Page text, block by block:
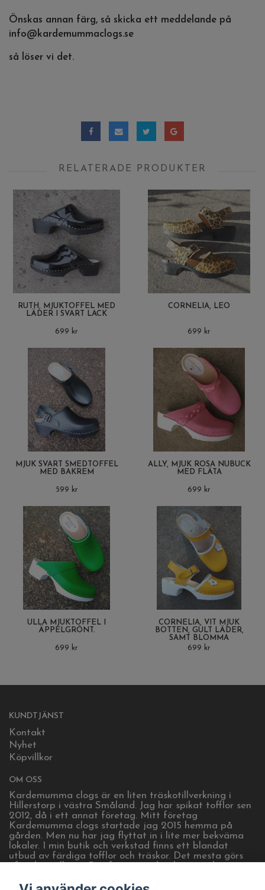
Önskas annan färg, så skicka ett meddelande på
info@kardemummaclogs.se
så löser vi det.
RELATERADE PRODUKTER
RUTH, MJUKTOFFEL MED
LÄDER I SVART LACK
699 kr
CORNELIA, LEO
699 kr
MJUK SVART SMEDTOFFEL
MED BAKREM
599 kr
ALLY, MJUK ROSA NUBUCK
MED FLÄTA
699 kr
ULLA MJUKTOFFEL I
ÄPPELGRÖNT.
699 kr
CORNELIA, VIT MJUK
BOTTEN, GULT LÄDER,
SAMT BLOMMA
699 kr
KUNDTJÄNST
Kontakt
Nyhet
Köpvillkor
OM OSS
Kardemumma clogs är en liten träskotillverkning i
Hillerstorp i västra Småland. Jag har spikat tofflor sen
2012, då i ett annat företag. Mitt företag
Kardemumma clogs startade jag 2015 hemma på
gården. Men nu har jag flyttat in i lite mer bekväma
lokaler. I min butik och verkstad finns ett blandat
utbud av färdiga tofflor och träskor. Det mesta görs
efter överenskommelse. Kom gärna och hälsa på!